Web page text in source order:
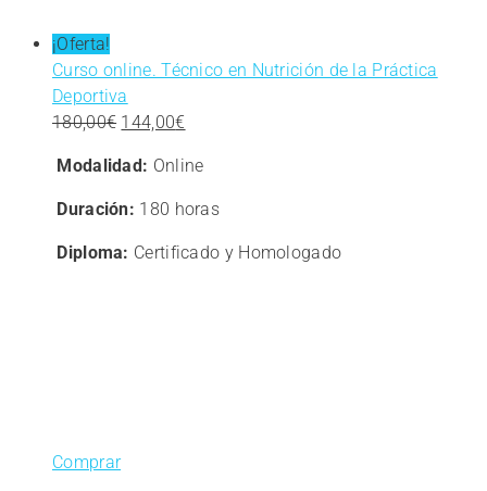
¡Oferta!
Curso online. Técnico en Nutrición de la Práctica
Deportiva
180,00€ El
original
era:
144,00€
actual
Modalidad: Online
Duración: 180 horas
Diploma: Certificado y Homologado
Comprar